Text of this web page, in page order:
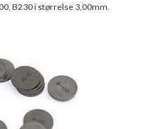
B230 i størrelse 3,00mm.